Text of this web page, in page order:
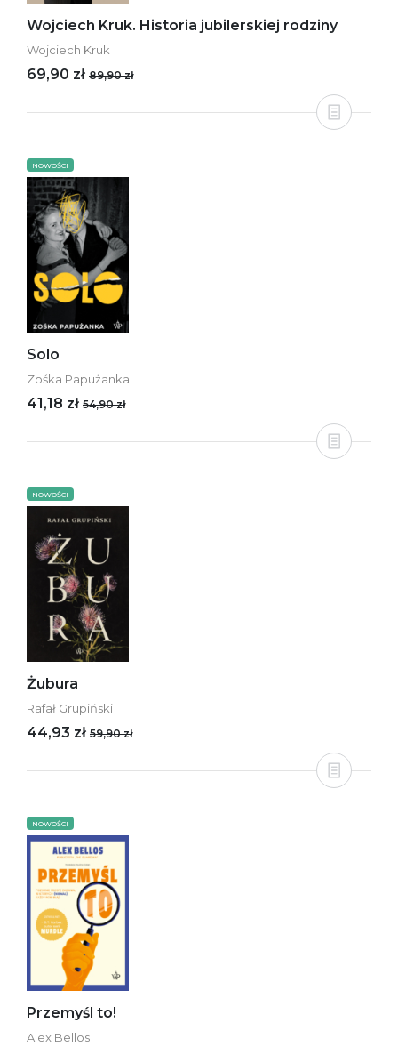
Wojciech Kruk. Historia jubilerskiej rodziny
Wojciech Kruk
69,90 zł 89,90 zł
NOWOŚCI
Solo
Zośka Papużanka
41,18 zł 54,90 zł
NOWOŚCI
Żubura
Rafał Grupiński
44,93 zł 59,90 zł
NOWOŚCI
Przemyśl to!
Alex Bellos